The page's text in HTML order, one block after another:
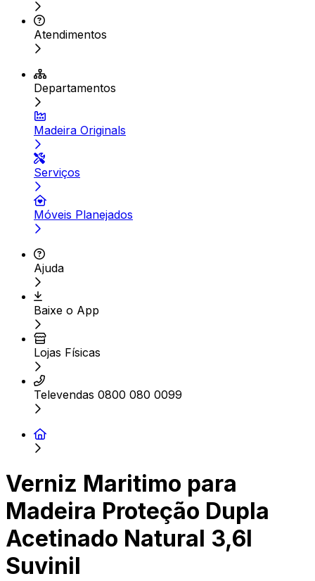
Atendimentos
Departamentos
Madeira Originals
Serviços
Móveis Planejados
Ajuda
Baixe o App
Lojas Físicas
Televendas 0800 080 0099
Verniz Maritimo para
Madeira Proteção Dupla
Acetinado Natural 3,6l
Suvinil